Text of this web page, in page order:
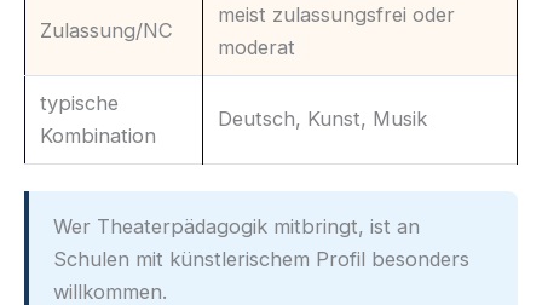
Zulassung/NC
meist zulassungsfrei oder
moderat
typische
Kombination
Deutsch, Kunst, Musik
Wer Theaterpädagogik mitbringt, ist an
Schulen mit künstlerischem Profil besonders
willkommen.